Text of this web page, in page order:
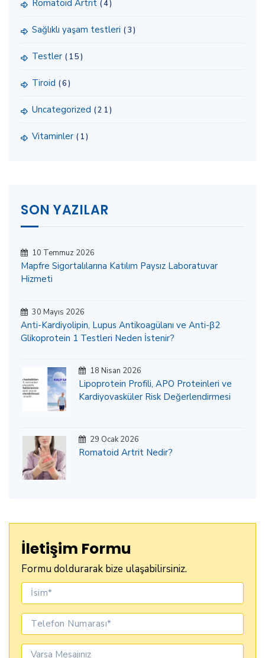
Romatoid Artrit (4)
Sağlıklı yaşam testleri (3)
Testler (15)
Tiroid (6)
Uncategorized (21)
Vitaminler (1)
SON YAZILAR
10 Temmuz 2026
Mapfre Sigortalılarına Katılım Paysız Laboratuvar
Hizmeti
30 Mayıs 2026
Anti-Kardiyolipin, Lupus Antikoagülanı ve Anti-β2
Glikoprotein 1 Testleri Neden İstenir?
18 Nisan 2026
Lipoprotein Profili, APO Proteinleri ve
Kardiyovasküler Risk Değerlendirmesi
29 Ocak 2026
Romatoid Artrit Nedir?
İletişim Formu
Formu doldurarak bize ulaşabilirsiniz.